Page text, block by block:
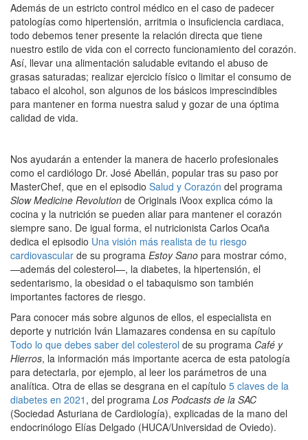
Además de un estricto control médico en el caso de padecer
patologías como hipertensión, arritmia o insuficiencia cardiaca,
todo debemos tener presente la relación directa que tiene
nuestro estilo de vida con el correcto funcionamiento del corazón.
Así, llevar una alimentación saludable evitando el abuso de
grasas saturadas; realizar ejercicio físico o limitar el consumo de
tabaco el alcohol, son algunos de los básicos imprescindibles
para mantener en forma nuestra salud y gozar de una óptima
calidad de vida.
Nos ayudarán a entender la manera de hacerlo profesionales
como el cardiólogo Dr. José Abellán, popular tras su paso por
MasterChef, que en el episodio Salud y Corazón del programa
Slow Medicine Revolution de Originals iVoox explica cómo la
cocina y la nutrición se pueden aliar para mantener el corazón
siempre sano. De igual forma, el nutricionista Carlos Ocaña
dedica el episodio Una visión más realista de tu riesgo
cardiovascular de su programa Estoy Sano para mostrar cómo,
—además del colesterol—, la diabetes, la hipertensión, el
sedentarismo, la obesidad o el tabaquismo son también
importantes factores de riesgo.
Para conocer más sobre algunos de ellos, el especialista en
deporte y nutrición Iván Llamazares condensa en su capítulo
Todo lo que debes saber del colesterol de su programa Café y
Hierros, la información más importante acerca de esta patología
para detectarla, por ejemplo, al leer los parámetros de una
analítica. Otra de ellas se desgrana en el capítulo 5 claves de la
diabetes en 2021 , del programa Los Podcasts de la SAC
(Sociedad Asturiana de Cardiología), explicadas de la mano del
endocrinólogo Elías Delgado (HUCA/Universidad de Oviedo).